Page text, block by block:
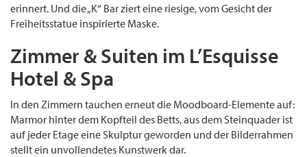
erinnert. Und die „K“ Bar ziert eine riesige, vom Gesicht der
Freiheitsstatue inspirierte Maske.
Zimmer & Suiten im L’Esquisse
Hotel & Spa
In den Zimmern tauchen erneut die Moodboard-Elemente auf:
Marmor hinter dem Kopfteil des Betts, aus dem Steinquader ist
auf jeder Etage eine Skulptur geworden und der Bilderrahmen
stellt ein unvollendetes Kunstwerk dar.